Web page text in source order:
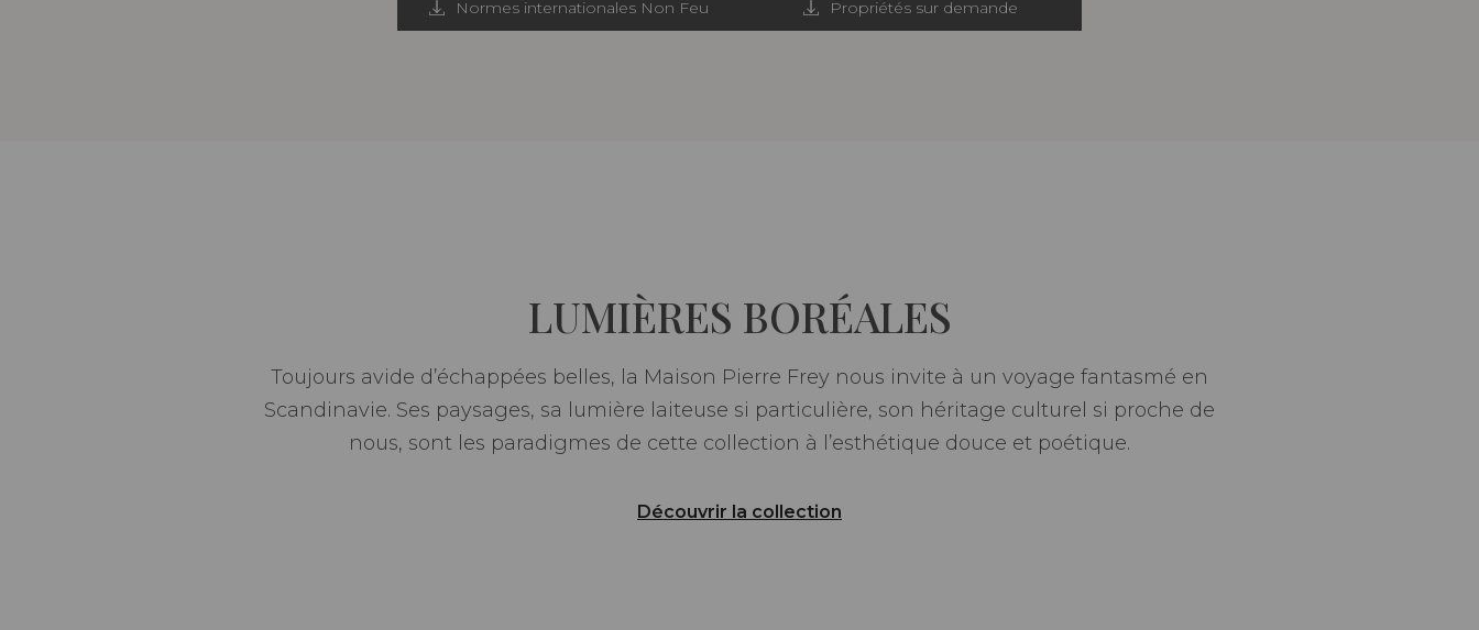
Normes internationales Non Feu Propriétés sur demande
LUMIÈRES BORÉALES
Toujours avide d’échappées belles, la Maison Pierre Frey nous invite à un voyage fantasmé en
Scandinavie. Ses paysages, sa lumière laiteuse si particulière, son héritage culturel si proche de
nous, sont les paradigmes de cette collection à l’esthétique douce et poétique.
Découvrir la collection